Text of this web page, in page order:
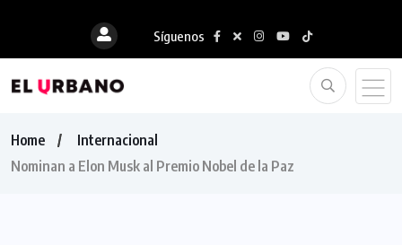
Síguenos
Home
Internacional
Nominan a Elon Musk al Premio Nobel de la Paz